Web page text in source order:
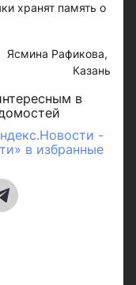
хранят память о
Ясмина Рафикова,
Казань
в
-
в избранные